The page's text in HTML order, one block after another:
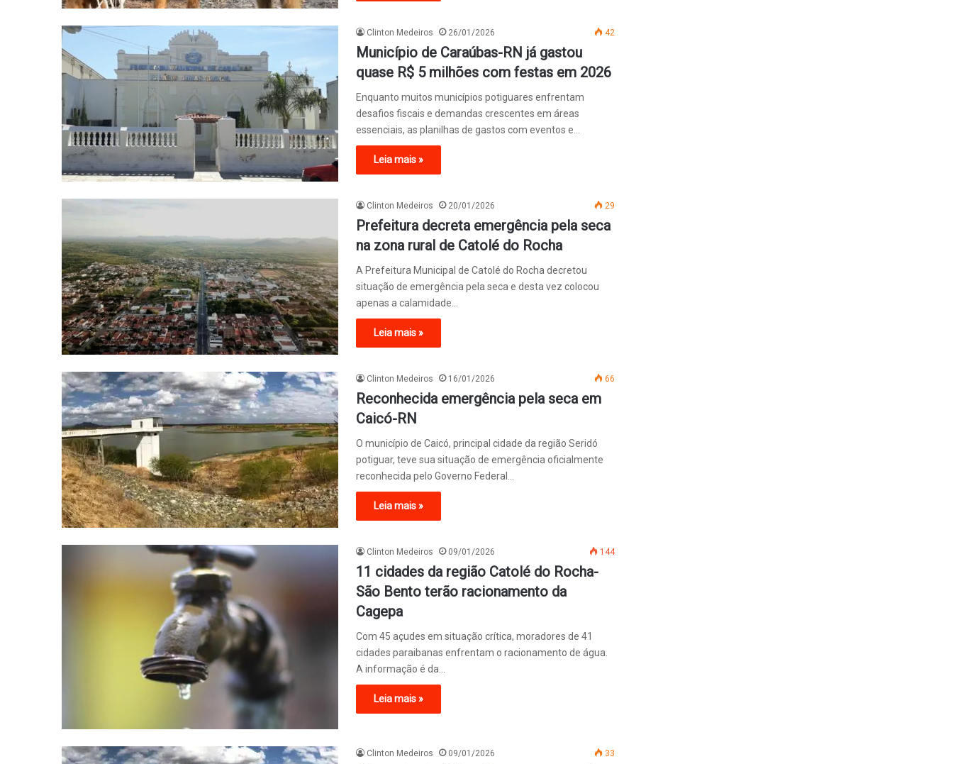
Clinton Medeiros 26/01/2026 42
Município de Caraúbas-RN já gastou
quase R$ 5 milhões com festas em 2026
Enquanto muitos municípios potiguares enfrentam
desafios fiscais e demandas crescentes em áreas
essenciais, as planilhas de gastos com eventos e…
Leia mais »
Clinton Medeiros 20/01/2026 29
Prefeitura decreta emergência pela seca
na zona rural de Catolé do Rocha
A Prefeitura Municipal de Catolé do Rocha decretou
situação de emergência pela seca e desta vez colocou
apenas a calamidade…
Leia mais »
Clinton Medeiros 16/01/2026 66
Reconhecida emergência pela seca em
Caicó-RN
O município de Caicó, principal cidade da região Seridó
potiguar, teve sua situação de emergência oficialmente
reconhecida pelo Governo Federal…
Leia mais »
Clinton Medeiros 09/01/2026 144
11 cidades da região Catolé do Rocha-
São Bento terão racionamento da
Cagepa
Com 45 açudes em situação crítica, moradores de 41
cidades paraibanas enfrentam o racionamento de água.
A informação é da…
Leia mais »
Clinton Medeiros 09/01/2026 33